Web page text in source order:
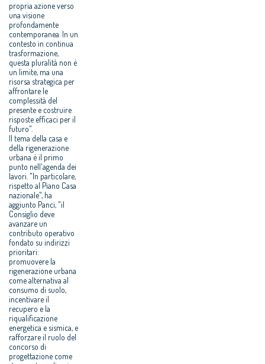
propria azione verso
una visione
profondamente
contemporanea. In un
contesto in continua
trasformazione,
questa pluralità non è
un limite, ma una
risorsa strategica per
affrontare le
complessità del
presente e costruire
risposte efficaci per il
futuro".
Il tema della casa e
della rigenerazione
urbana è il primo
punto nell'agenda dei
lavori. "In particolare,
rispetto al Piano Casa
nazionale", ha
aggiunto Panci, "il
Consiglio deve
avanzare un
contributo operativo
fondato su indirizzi
prioritari:
promuovere la
rigenerazione urbana
come alternativa al
consumo di suolo,
incentivare il
recupero e la
riqualificazione
energetica e sismica, e
rafforzare il ruolo del
concorso di
progettazione come